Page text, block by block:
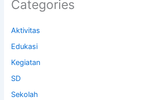
Categories
Aktivitas
Edukasi
Kegiatan
SD
Sekolah